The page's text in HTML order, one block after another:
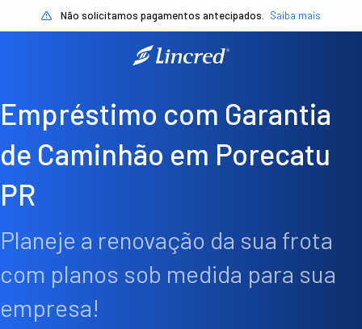
Não solicitamos pagamentos antecipados. Saiba mais
Empréstimo com Garantia
de Caminhão em Porecatu
PR
Planeje a renovação da sua frota
com planos sob medida para sua
empresa!